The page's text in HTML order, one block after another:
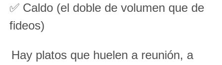
✅ Caldo (el doble de volumen que de
fideos)
Hay platos que huelen a reunión, a